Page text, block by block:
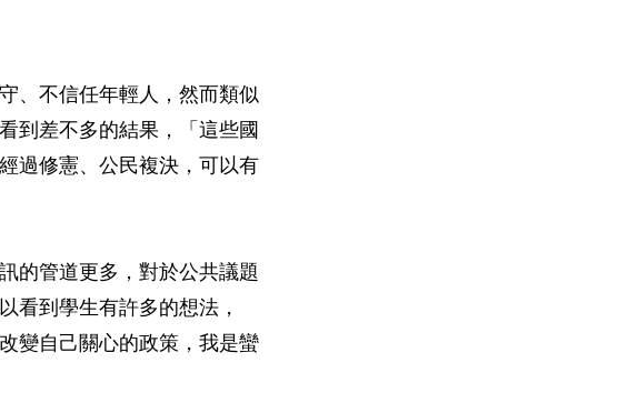
、不信任年輕人，然而類似
到差不多的結果，「這些國
過修憲、公民複決，可以有
的管道更多，對於公共議題
看到學生有許多的想法，
變自己關心的政策，我是蠻